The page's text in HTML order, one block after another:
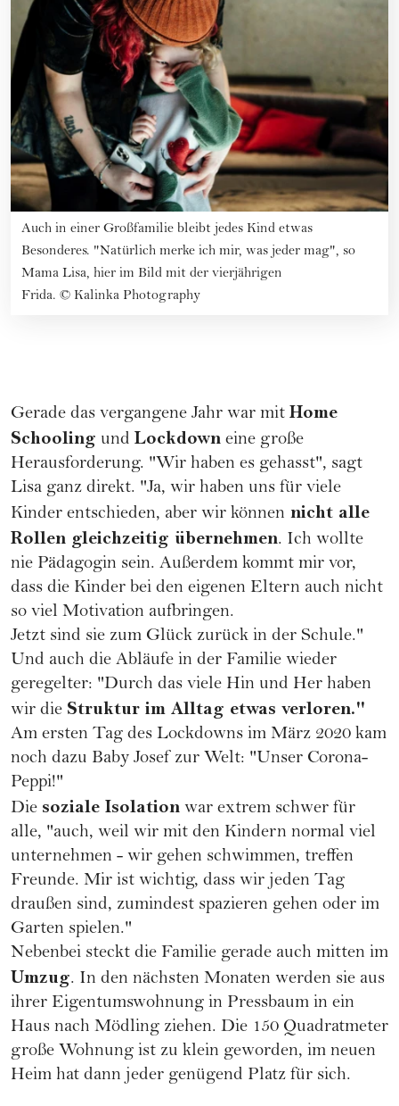
Auch in einer Großfamilie bleibt jedes Kind etwas
Besonderes. "Natürlich merke ich mir, was jeder mag", so
Mama Lisa, hier im Bild mit der vierjährigen
Frida. © Kalinka Photography
Gerade das vergangene Jahr war mit Home
Schooling und Lockdown eine große
Herausforderung. "Wir haben es gehasst", sagt
Lisa ganz direkt. "Ja, wir haben uns für viele
Kinder entschieden, aber wir können nicht alle
Rollen gleichzeitig übernehmen. Ich wollte
nie Pädagogin sein. Außerdem kommt mir vor,
dass die Kinder bei den eigenen Eltern auch nicht
so viel Motivation aufbringen.
Jetzt sind sie zum Glück zurück in der Schule."
Und auch die Abläufe in der Familie wieder
geregelter: "Durch das viele Hin und Her haben
wir die Struktur im Alltag etwas verloren."
Am ersten Tag des Lockdowns im März 2020 kam
noch dazu Baby Josef zur Welt: "Unser Corona-
Peppi!"
Die soziale Isolation war extrem schwer für
alle, "auch, weil wir mit den Kindern normal viel
unternehmen - wir gehen schwimmen, treffen
Freunde. Mir ist wichtig, dass wir jeden Tag
draußen sind, zumindest spazieren gehen oder im
Garten spielen."
Nebenbei steckt die Familie gerade auch mitten im
Umzug. In den nächsten Monaten werden sie aus
ihrer Eigentumswohnung in Pressbaum in ein
Haus nach Mödling ziehen. Die 150 Quadratmeter
große Wohnung ist zu klein geworden, im neuen
Heim hat dann jeder genügend Platz für sich.